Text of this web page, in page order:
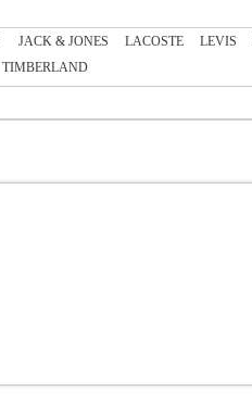
JACK & JONES LACOSTE LEVIS
TIMBERLAND